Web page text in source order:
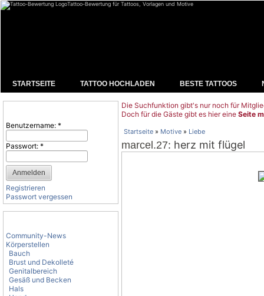
Tattoo-Bewertung für Tattoos, Vorlagen und Motive
STARTSEITE TATTOO HOCHLADEN BESTE TATTOOS
Benutzername: *
Passwort: *
Registrieren
Passwort vergessen
Community-News
Körperstellen
Bauch
Brust und Dekolleté
Genitalbereich
Gesäß und Becken
Hals
Die Suchfunktion gibt's nur noch für
Doch für die Gäste gibt es hier eine Seite
Startseite » Motive » Liebe
marcel.27: herz mit flügel